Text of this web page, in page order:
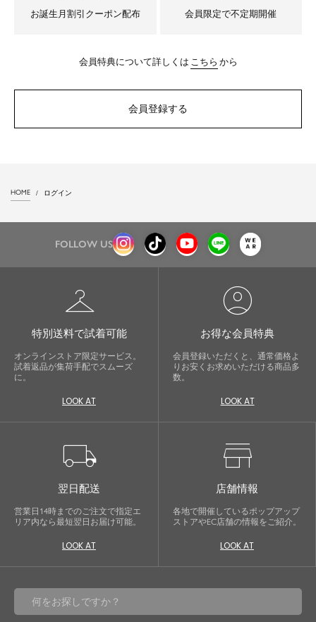
お誕生月割引クーポン配布 会員限定で不定期開催
会員特典について詳しくは こちら から
会員登録する
HOME ログイン
FOLLOW US
checkroom
特別送料で試着可能
オンラインストア限定サービス。
試着返品が集荷手配でスムーズ
に。
LOOK AT
account_circle
お得な会員特典
会員登録いただくと、通常価格よ
りお安くお求めいただける商品多
数。
LOOK AT
local_shipping
翌日配送
営業日14時までのご注文で指定エ
リア内なら最短翌日お届け可能。
LOOK AT
store
店舗情報
各地で開催しているポップアップ
ストアやEC店舗の情報をご紹介。
LOOK AT